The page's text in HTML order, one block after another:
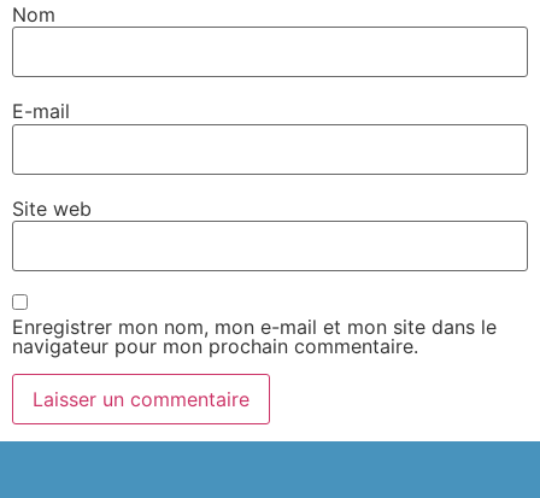
Nom
E-mail
Site web
Enregistrer mon nom, mon e-mail et mon site dans le
navigateur pour mon prochain commentaire.